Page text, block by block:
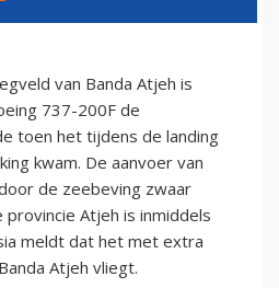
van Banda Atjeh is
737-200F de
toen het tijdens de landing
kwam. De aanvoer van
de zeebeving zwaar
Atjeh is inmiddels
meldt dat het met extra
Atjeh vliegt.